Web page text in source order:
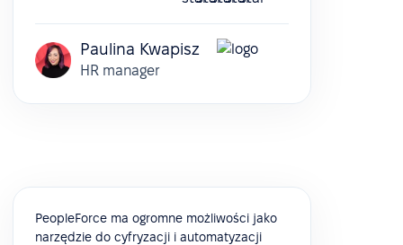
Paulina Kwapisz
HR manager
PeopleForce ma ogromne możliwości jako
narzędzie do cyfryzacji i automatyzacji